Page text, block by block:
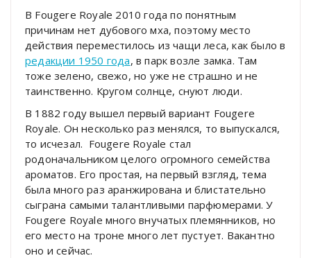
В Fougere Royale 2010 года по понятным
причинам нет дубового мха, поэтому место
действия переместилось из чащи леса, как было в
редакции 1950 года, в парк возле замка. Там
тоже зелено, свежо, но уже не страшно и не
таинственно. Кругом солнце, снуют люди.
В 1882 году вышел первый вариант Fougere
Royale. Он несколько раз менялся, то выпускался,
то исчезал. Fougere Royale стал
родоначальником целого огромного семейства
ароматов. Его простая, на первый взгляд, тема
была много раз аранжирована и блистательно
сыграна самыми талантливыми парфюмерами. У
Fougere Royale много внучатых племянников, но
его место на троне много лет пустует. Вакантно
оно и сейчас.